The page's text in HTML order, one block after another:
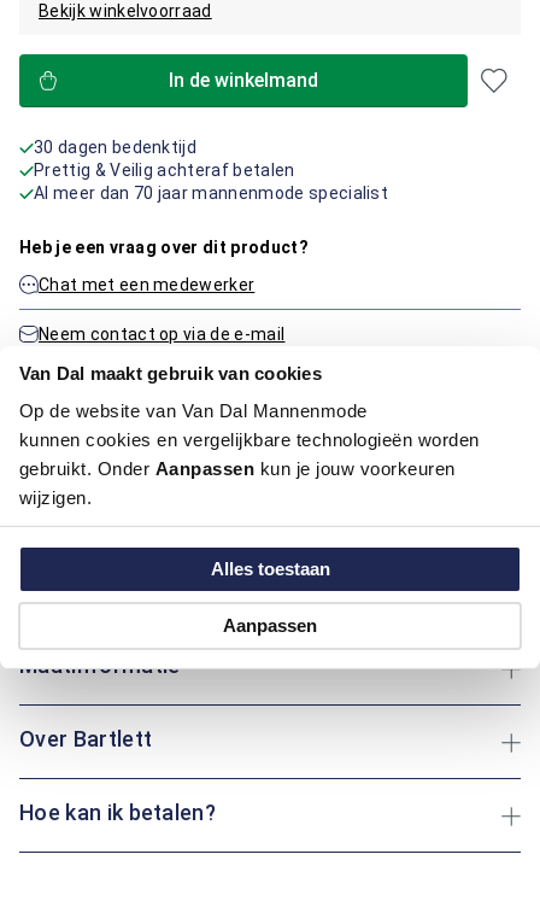
Van Dal maakt gebruik van cookies
Op de website van Van Dal Mannenmode
kunnen cookies en vergelijkbare technologieën worden
gebruikt. Onder Aanpassen kun je jouw voorkeuren
wijzigen.
Alles toestaan
Aanpassen
Bekijk winkelvoorraad
In de winkelmand
30 dagen bedenktijd
Prettig & Veilig achteraf betalen
Al meer dan 70 jaar mannenmode specialist
Heb je een vraag over dit product?
Chat met een medewerker
Neem contact op via de e-mail
Productinformatie
Artikelnummer
Materiaal:
83% Katoen / 14% Polyester / 3% Elastaan
Regular Fit
Motief:
Uni motief
Maatinformatie
Over Bartlett
Hoe kan ik betalen?